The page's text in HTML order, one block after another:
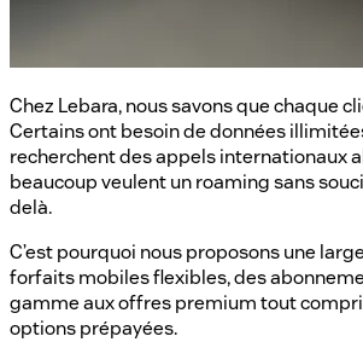
Chez Lebara, nous savons que chaque
Certains ont besoin de données
recherchent des appels internationaux
beaucoup veulent un roaming sans
delà.
C’est pourquoi nous proposons une
forfaits mobiles flexibles, des
gamme aux offres premium tout
options prépayées.